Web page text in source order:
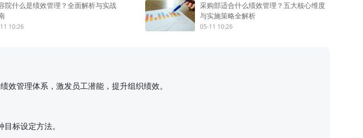
院什么是绩效管理？全面解析与实战
10:26
采购部适合什么绩效管理？五大核心维度
与实施策略全解析
05-11 10:26
管理体系，激发员工潜能，提升组织绩效。
标设定方法。